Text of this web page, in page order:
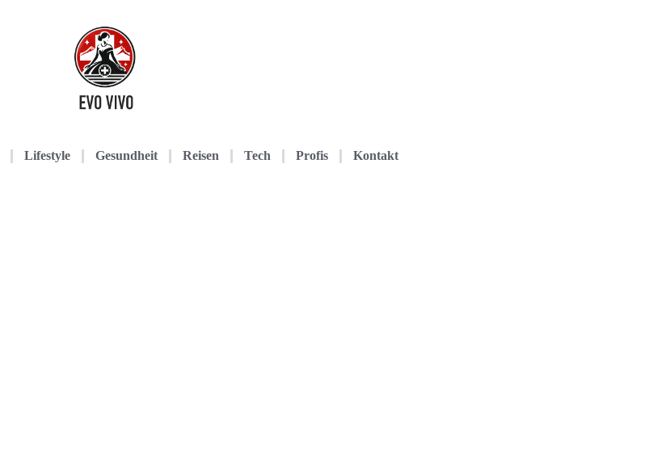
Lifestyle Gesundheit Reisen Tech Profis Kontakt